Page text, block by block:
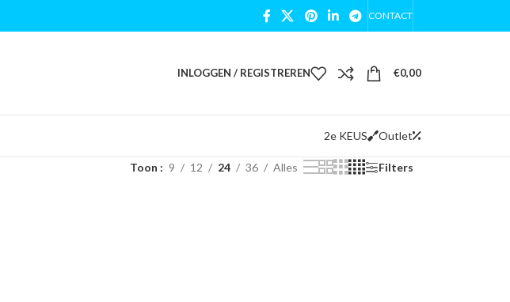
CONTACT
INLOGGEN / REGISTREREN €0,00
2e KEUS Outlet
Toon 9 12 24 36 Alles Filters